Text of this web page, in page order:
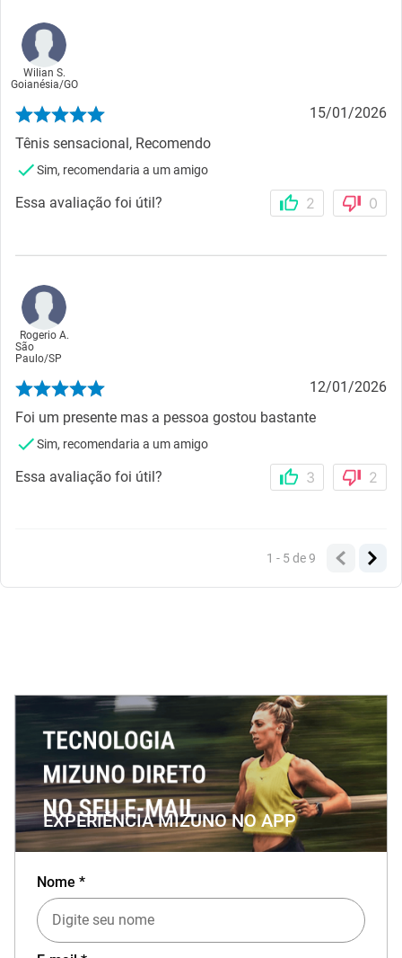
Wilian S.
Goianésia/GO
15/01/2026
Tênis sensacional, Recomendo
Sim, recomendaria a um amigo
Essa avaliação foi útil? 2 0
Rogerio A.
São
Paulo/SP
12/01/2026
Foi um presente mas a pessoa gostou bastante
Sim, recomendaria a um amigo
Essa avaliação foi útil? 3 2
1 - 5de9
EXPERIÊNCIA MIZUNO NO APP
Nome *